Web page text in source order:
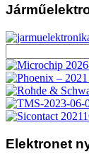
Elektronet